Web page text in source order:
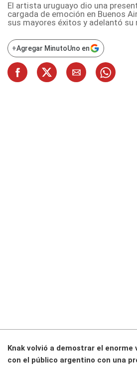
El artista uruguayo dio una
cargada de emoción en Buenos
sus mayores éxitos y adelantó su
+Agregar MinutoUno en
Knak volvió a demostrar el
con el público argentino con una